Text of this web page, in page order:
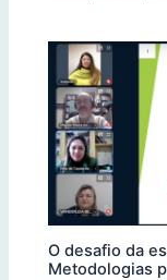
O desafio da
Metodologias